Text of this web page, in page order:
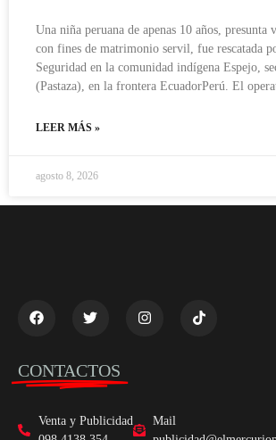
Una niña peruana de apenas 10 años, presunta
con fines de matrimonio servil, fue rescatada
Seguridad en la comunidad indígena Espejo,
(Pastaza), en la frontera EcuadorPerú. El
LEER MÁS »
agosto 8, 2026
CONTACTOS
Venta y Publicidad
Mail